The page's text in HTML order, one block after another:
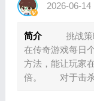
2026-06-14
简介
挑战策
在传奇游戏每日
方法，能让玩家
倍。 对于击杀